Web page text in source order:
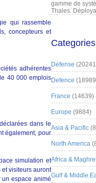
qui rassemble
concepteurs et
adhérentes
40 000 emplois
dans le
également, pour
simulation et
visiteurs auront
espace animé
gamme de
Thales.
Categories
Défense
Defence
France (14639)
Europe (9884)
Asia & Pacific
North America
Africa &
Gulf & Middle